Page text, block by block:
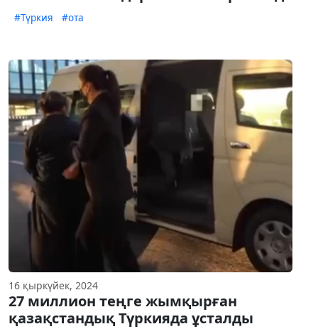
#Түркия #ота
16 қыркүйек, 2024
27 миллион теңге жымқырған
қазақстандық Түркияда ұсталды